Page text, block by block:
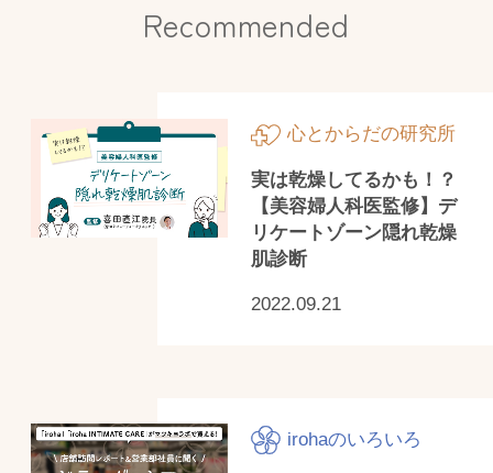
Recommended
心とからだの研究所
実は乾燥してるかも！？
【美容婦人科医監修】デ
リケートゾーン隠れ乾燥
肌診断
2022.09.21
irohaのいろいろ